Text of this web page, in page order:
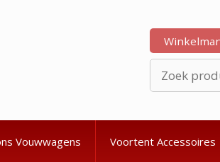
naar:
Vouwwagens Voortent Accessoires